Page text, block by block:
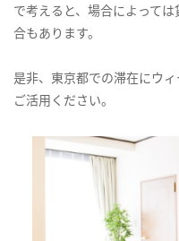
で考えると、場合によって
合もあります。
是非、東京都での滞在にウ
ご活用ください。